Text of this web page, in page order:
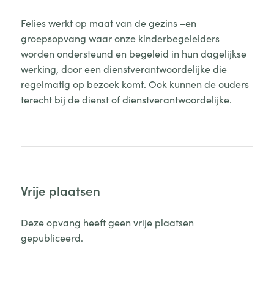
Felies werkt op maat van de gezins –en
groepsopvang waar onze kinderbegeleiders
worden ondersteund en begeleid in hun dagelijkse
werking, door een dienstverantwoordelijke die
regelmatig op bezoek komt. Ook kunnen de ouders
terecht bij de dienst of dienstverantwoordelijke.
Vrije plaatsen
Deze opvang heeft geen vrije plaatsen
gepubliceerd.